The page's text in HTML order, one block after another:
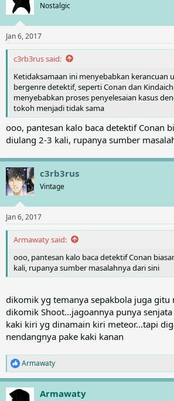
i
s
:
Nostalgic
Jan 6, 2017
c3rb3rus said:
Ketidaksamaan ini menyebabkan kerancuan
bergenre detektif, seperti Conan dan
menyebabkan proses penyelesaian kasus
tokoh menjadi tidak sama
ooo, pantesan kalo baca detektif Conan
diulang 2-3 kali, rupanya sumber
c3rb3rus
Vintage
Jan 6, 2017
Armawaty said:
ooo, pantesan kalo baca detektif Conan
kali, rupanya sumber masalahnya dari sini
dikomik yg temanya sepakbola juga gitu
dikomik Shoot...jagoannya punya
kaki kiri yg dinamain kiri meteor...tapi
nendangnya pake kaki kanan
R
e
a
c
Armawaty
Armawaty